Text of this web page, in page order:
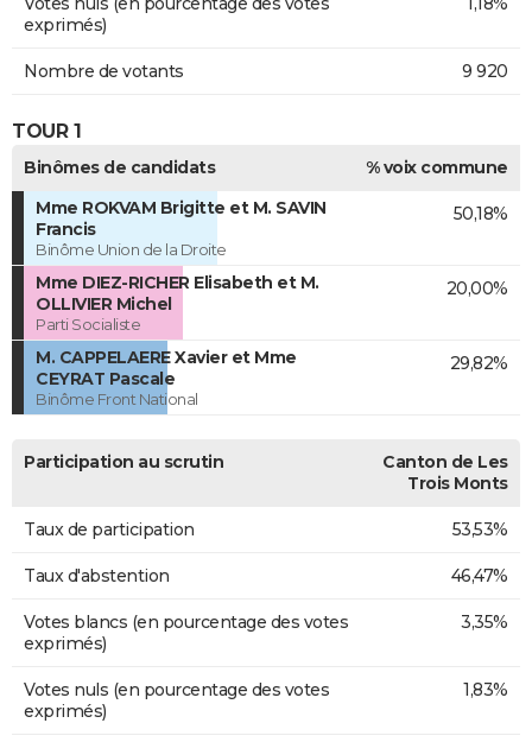
exprimés)
Nombre de votants 9 920
TOUR 1
Binômes de candidats
% voix commune
Mme ROKVAM Brigitte et M. SAVIN
Francis
Binôme Union de la Droite
50,18%
Mme DIEZ-RICHER Elisabeth et M.
OLLIVIER Michel
Parti Socialiste
20,00%
M. CAPPELAERE Xavier et Mme
CEYRAT Pascale
Binôme Front National
29,82%
Participation au scrutin
Canton de Les
Trois Monts
Taux de participation 53,53%
Taux d'abstention 46,47%
Votes blancs (en pourcentage des votes
exprimés)
3,35%
Votes nuls (en pourcentage des votes
exprimés)
1,83%